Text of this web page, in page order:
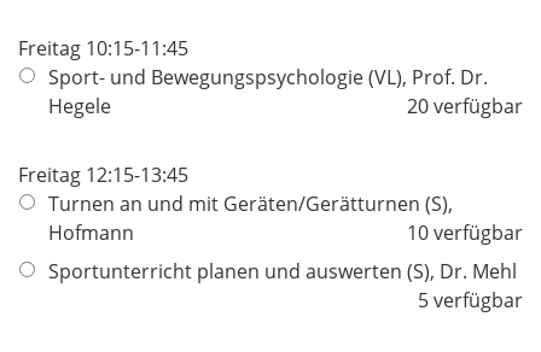
Freitag 10:15-11:45
Sport- und Bewegungspsychologie (VL), Prof. Dr.
Hegele
20 verfügbar
Freitag 12:15-13:45
Turnen an und mit Geräten/Gerätturnen (S),
Hofmann
10 verfügbar
Sportunterricht planen und auswerten (S), Dr. Mehl
5 verfügbar